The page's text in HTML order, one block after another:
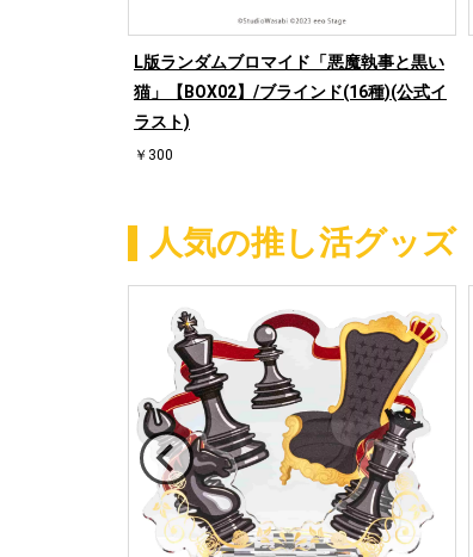
L版ランダムブロマイド「悪魔執事と黒い
猫」【BOX02】/ブラインド(16種)(公式イ
ラスト)
￥300
人気の推し活グッズ